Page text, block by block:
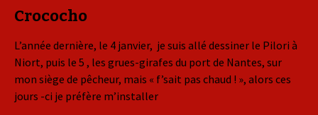
Crococho
L’année dernière, le 4 janvier, je suis allé dessiner le Pilori à
Niort, puis le 5 , les grues-girafes du port de Nantes, sur
mon siège de pêcheur, mais « f’sait pas chaud ! », alors ces
jours -ci je préfère m’installer